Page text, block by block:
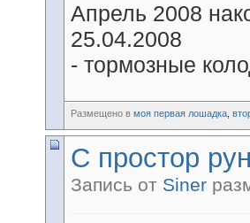
Апрель 2008
25.04.2008
- тормозные
Размещено в моя первая лошадка
С простор
Запись от Siner